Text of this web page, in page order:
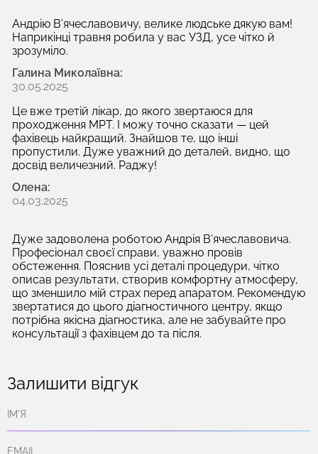
Андрію В’ячеславовичу, велике людське дякую вам!
Наприкінці травня робила у вас УЗД, усе чітко й
зрозуміло.
Галина Миколаївна:
30.05.2025
Це вже третій лікар, до якого звертаюся для
проходження МРТ. І можу точно сказати — цей
фахівець найкращий. Знайшов те, що інші
пропустили. Дуже уважний до деталей, видно, що
досвід величезний. Раджу!
Олена:
04.03.2025
Дуже задоволена роботою Андрія В’ячеславовича.
Професіонал своєї справи, уважно провів
обстеження. Пояснив усі деталі процедури, чітко
описав результати, створив комфортну атмосферу,
що зменшило мій страх перед апаратом. Рекомендую
звертатися до цього діагностичного центру, якщо
потрібна якісна діагностика, але не забувайте про
консультації з фахівцем до та після.
Залишити відгук